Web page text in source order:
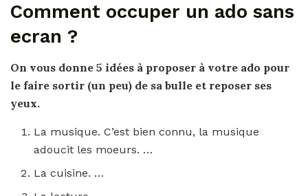
Comment occuper un ado sans
ecran ?
On vous donne 5 idées à proposer à votre ado pour
le faire sortir (un peu) de sa bulle et reposer ses
yeux.
La musique. C’est bien connu, la musique
adoucit les moeurs. …
La cuisine. …